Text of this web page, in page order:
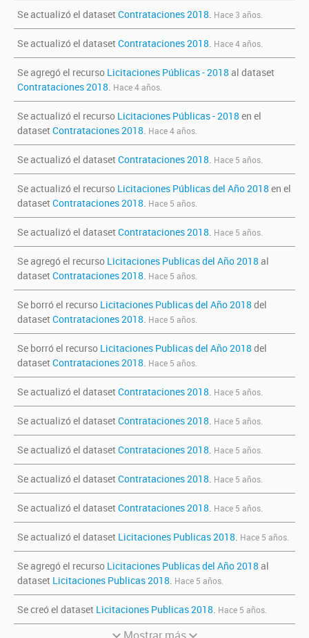
Se actualizó el dataset Contrataciones 2018. Hace 3 años.
Se actualizó el dataset Contrataciones 2018. Hace 4 años.
Se agregó el recurso Licitaciones Públicas - 2018 al dataset
Contrataciones 2018. Hace 4 años.
Se actualizó el recurso Licitaciones Públicas - 2018 en el
dataset Contrataciones 2018. Hace 4 años.
Se actualizó el dataset Contrataciones 2018. Hace 5 años.
Se actualizó el recurso Licitaciones Públicas del Año 2018 en el
dataset Contrataciones 2018. Hace 5 años.
Se actualizó el dataset Contrataciones 2018. Hace 5 años.
Se agregó el recurso Licitaciones Publicas del Año 2018 al
dataset Contrataciones 2018. Hace 5 años.
Se borró el recurso Licitaciones Publicas del Año 2018 del
dataset Contrataciones 2018. Hace 5 años.
Se borró el recurso Licitaciones Publicas del Año 2018 del
dataset Contrataciones 2018. Hace 5 años.
Se actualizó el dataset Contrataciones 2018. Hace 5 años.
Se actualizó el dataset Contrataciones 2018. Hace 5 años.
Se actualizó el dataset Contrataciones 2018. Hace 5 años.
Se actualizó el dataset Contrataciones 2018. Hace 5 años.
Se actualizó el dataset Contrataciones 2018. Hace 5 años.
Se actualizó el dataset Licitaciones Publicas 2018. Hace 5 años.
Se agregó el recurso Licitaciones Publicas del Año 2018 al
dataset Licitaciones Publicas 2018. Hace 5 años.
Se creó el dataset Licitaciones Publicas 2018. Hace 5 años.